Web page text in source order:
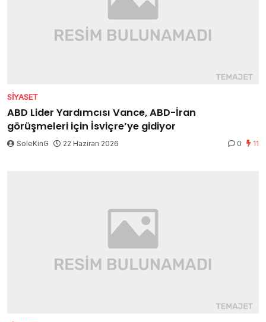
SIYASET
ABD Lider Yardımcısı Vance, ABD-İran
görüşmeleri için İsviçre’ye gidiyor
SoleKinG 22 Haziran 2026 0 11